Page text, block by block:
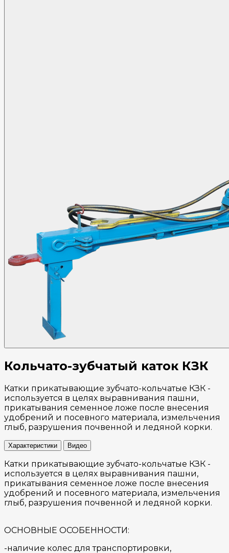
Кольчато-зубчатый каток КЗК
Катки прикатывающие зубчато-кольчатые КЗК -
используется в целях выравнивания пашни,
прикатывания семенное ложе после внесения
удобрений и посевного материала, измельчения
глыб, разрушения почвенной и ледяной корки.
Характеристики Видео
Катки прикатывающие зубчато-кольчатые КЗК -
используется в целях выравнивания пашни,
прикатывания семенное ложе после внесения
удобрений и посевного материала, измельчения
глыб, разрушения почвенной и ледяной корки.
ОСНОВНЫЕ ОСОБЕННОСТИ:
-наличие колес для транспортировки,